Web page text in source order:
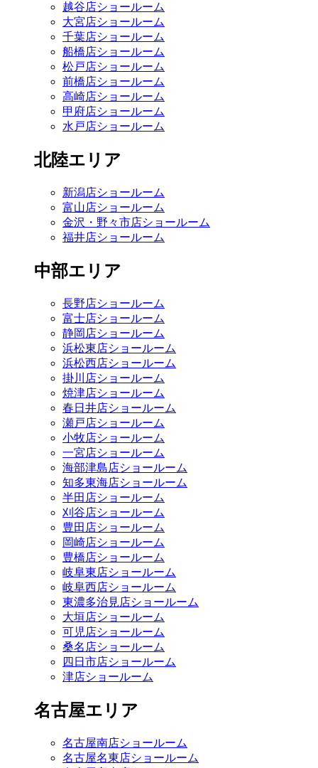
越谷店ショールーム
大宮店ショールーム
千葉店ショールーム
船橋店ショールーム
松戸店ショールーム
前橋店ショールーム
高崎店ショールーム
甲府店ショールーム
水戸店ショールーム
北陸エリア
新潟店ショールーム
富山店ショールーム
金沢・野々市店ショールーム
福井店ショールーム
中部エリア
長野店ショールーム
富士店ショールーム
静岡店ショールーム
浜松東店ショールーム
浜松西店ショールーム
掛川店ショールーム
焼津店ショールーム
春日井店ショールーム
瀬戸店ショールーム
小牧店ショールーム
一宮店ショールーム
海部津島店ショールーム
知多東海店ショールーム
半田店ショールーム
刈谷店ショールーム
豊田店ショールーム
岡崎店ショールーム
豊橋店ショールーム
岐阜東店ショールーム
岐阜西店ショールーム
東濃多治見店ショールーム
大垣店ショールーム
可児店ショールーム
桑名店ショールーム
四日市店ショールーム
津店ショールーム
名古屋エリア
名古屋南店ショールーム
名古屋名東店ショールーム